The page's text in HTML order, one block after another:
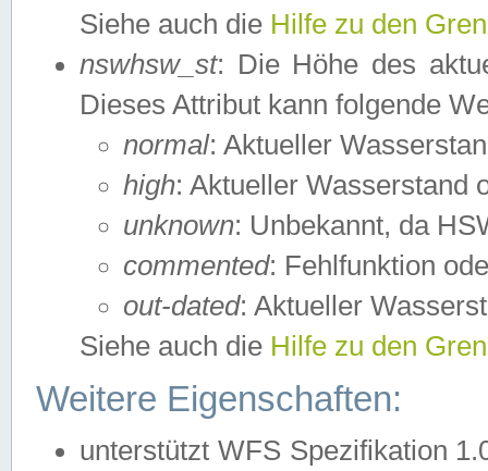
Siehe auch die Hilfe zu den
nswhsw_st: Die Höhe des
Dieses Attribut kann folgende
normal: Aktueller
high: Aktueller Wasserstand
unknown: Unbekannt, da
commented: Fehlfunktion
out-dated: Aktueller
Siehe auch die Hilfe zu den
Weitere Eigenschaften:
unterstützt WFS Spezifikation